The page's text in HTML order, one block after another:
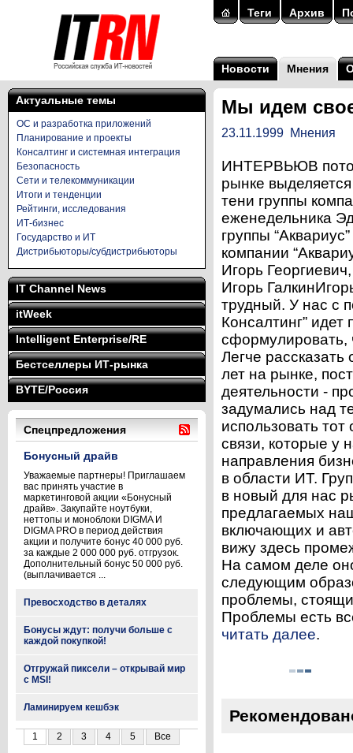
Теги Архив
Новости Мнения
Актуальные темы
ОС и разработка приложений
Планирование и проекты
Консалтинг и системная интеграция
Безопасность
Сети и телекоммуникации
Итоги и тенденции
Рейтинги, исследования
ИТ-бизнес
Государство и ИТ
Дистрибьюторы/субдистрибьюторы
IT Channel News
itWeek
Intelligent Enterprise/RE
Бестселлеры ИТ-рынка
BYTE/Россия
Спецпредложения
Бонусный драйв
Уважаемые партнеры! Приглашаем
вас принять участие в
маркетинговой акции «Бонусный
драйв». Закупайте ноутбуки,
неттопы и моноблоки DIGMA И
DIGMA PRO в период действия
акции и получите бонус 40 000 руб.
за каждые 2 000 000 руб. отгрузок.
Дополнительный бонус 50 000 руб.
(выплачивается ...
Превосходство в деталях
Бонусы ждут: получи больше с
каждой покупкой!
Отгружай пиксели – открывай мир
с MSI!
Ламинируем кешбэк
1 2 3 4 5 Все
Мы идем
23.11.1999 Мнения
ИНТЕРВЬЮВ
рынке
тени группы
еженедельника
группы
компании
Игорь
Игорь
трудный. У нас с
Консалтинг”
сформулировать,
Легче рассказать
лет на рынке,
деятельности -
задумались над
использовать
связи, которые у
направления
в области ИТ.
в новый для нас
предлагаемых
включающих и
вижу здесь
На самом деле
следующим
проблемы,
Проблемы есть
читать далее.